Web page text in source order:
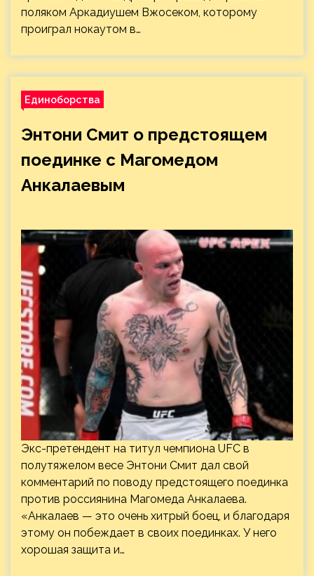
поляком Аркадиушем Вжосеком, которому
проиграл нокаутом в…
Единоборства
Энтони Смит о предстоящем
поединке с Магомедом
Анкалаевым
Экс-претендент на титул чемпиона UFC в
полутяжелом весе Энтони Смит дал свой
комментарий по поводу предстоящего поединка
против россиянина Магомеда Анкалаева.
«Анкалаев — это очень хитрый боец, и благодаря
этому он побеждает в своих поединках. У него
хорошая защита и…